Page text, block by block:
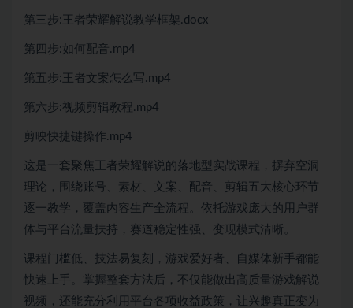
第三步:王者荣耀解说教学框架.docx
第四步:如何配音.mp4
第五步:王者文案怎么写.mp4
第六步:视频剪辑教程.mp4
剪映快捷键操作.mp4
这是一套聚焦王者荣耀解说的落地型实战课程，摒弃空洞
理论，围绕账号、素材、文案、配音、剪辑五大核心环节
逐一教学，覆盖内容生产全流程。依托游戏庞大的用户群
体与平台流量扶持，赛道稳定性强、变现模式清晰。
课程门槛低、技法易复刻，游戏爱好者、自媒体新手都能
快速上手。掌握整套方法后，不仅能做出高质量游戏解说
视频，还能充分利用平台各项收益政策，让兴趣真正变为